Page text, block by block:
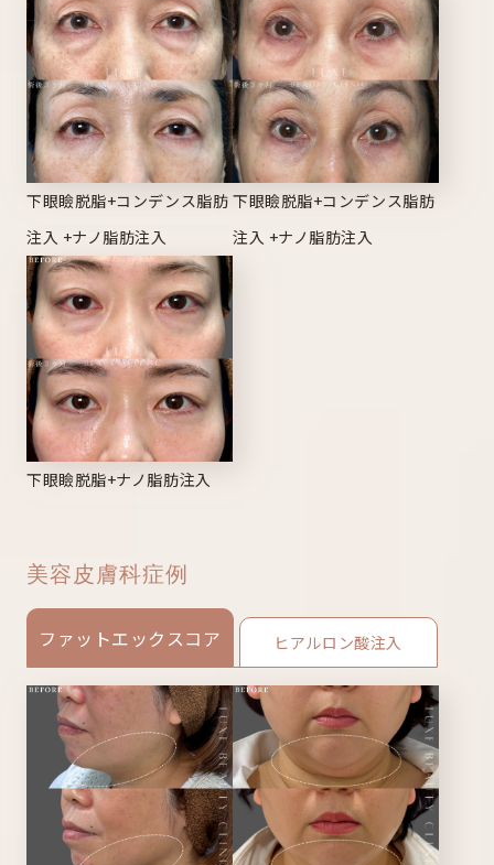
下眼瞼脱脂+コンデンス脂肪
注入 +ナノ脂肪注入
下眼瞼脱脂+コンデンス脂肪
注入 +ナノ脂肪注入
下眼瞼脱脂+ナノ脂肪注入
美容皮膚科症例
ファットエックスコア ヒアルロン酸注入